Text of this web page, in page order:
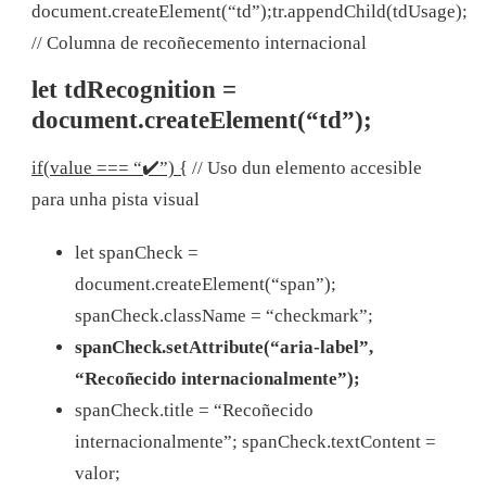
document.createElement(“td”);tr.appendChild(tdUsage);
// Columna de recoñecemento internacional
let tdRecognition =
document.createElement(“td”);
if(value === “✔️”) { // Uso dun elemento accesible
para unha pista visual
let spanCheck =
document.createElement(“span”);
spanCheck.className = “checkmark”;
spanCheck.setAttribute(“aria-label”,
“Recoñecido internacionalmente”);
spanCheck.title = “Recoñecido
internacionalmente”; spanCheck.textContent =
valor;